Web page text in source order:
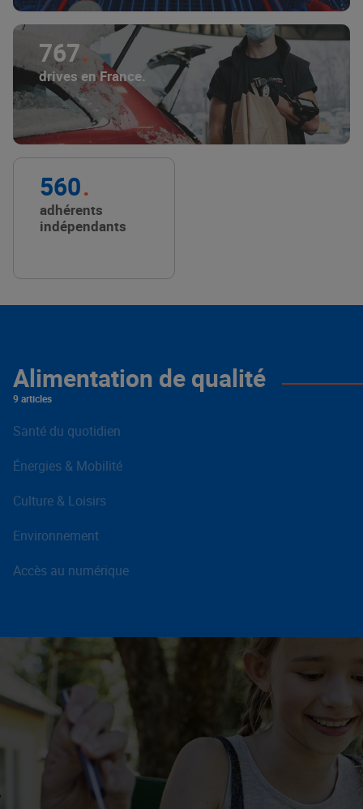
767
drives en France.
560
adhérents
indépendants
Alimentation de qualité
9 articles
Santé du quotidien
Énergies & Mobilité
Culture & Loisirs
Environnement
Accès au numérique